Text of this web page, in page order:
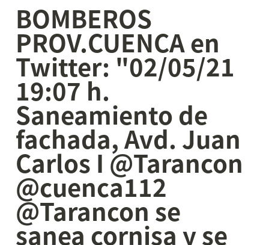
BOMBEROS
PROV.CUENCA en
Twitter: "02/05/21
19:07 h.
Saneamiento de
fachada, Avd. Juan
Carlos I @Tarancon
@cuenca112
@Tarancon se
sanea cornisa y se